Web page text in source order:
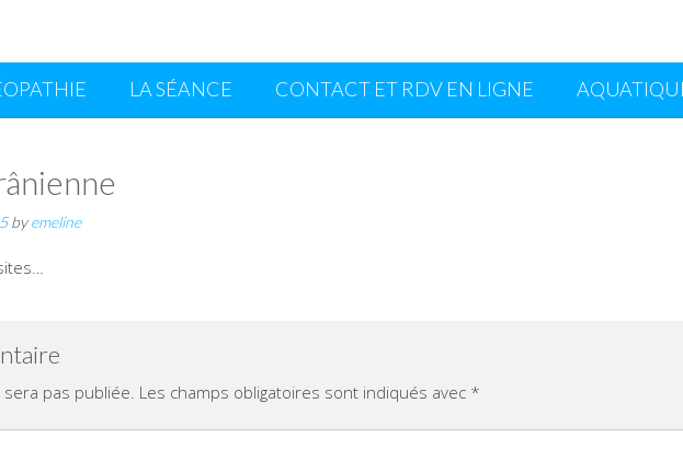
LA SÉANCE CONTACT ET RDV EN LIGNE
byemeline
pas publiée. Les champs obligatoires sont indiqués avec *